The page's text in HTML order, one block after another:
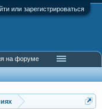
или зарегистрироваться
на форуме